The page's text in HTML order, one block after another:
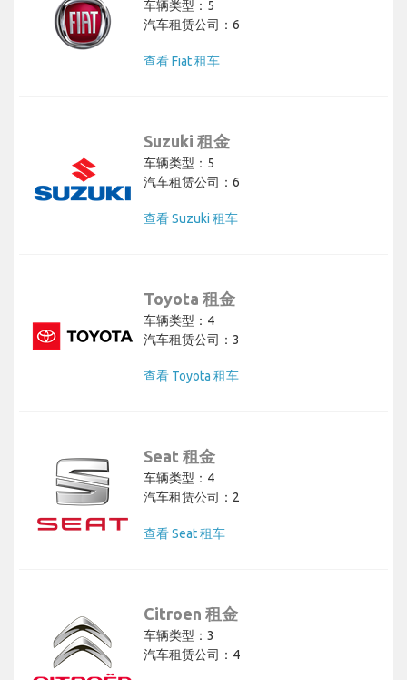
车辆类型：5
汽车租赁公司：6
查看 Fiat 租车
Suzuki 租金
车辆类型：5
汽车租赁公司：6
查看 Suzuki 租车
Toyota 租金
车辆类型：4
汽车租赁公司：3
查看 Toyota 租车
Seat 租金
车辆类型：4
汽车租赁公司：2
查看 Seat 租车
Citroen 租金
车辆类型：3
汽车租赁公司：4